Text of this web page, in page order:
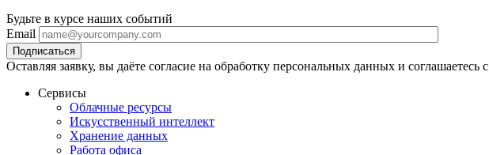
Будьте в курсе наших событий
Email
Оставляя заявку, вы даёте согласие на обработку персональных данных и соглашаетесь с
Сервисы
Облачные ресурсы
Искусственный интеллект
Хранение данных
Работа офиса